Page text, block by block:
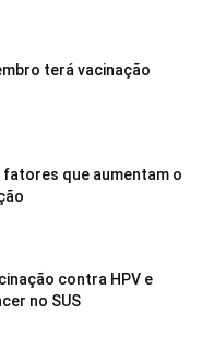
terá vacinação
que aumentam o
contra HPV e
no SUS